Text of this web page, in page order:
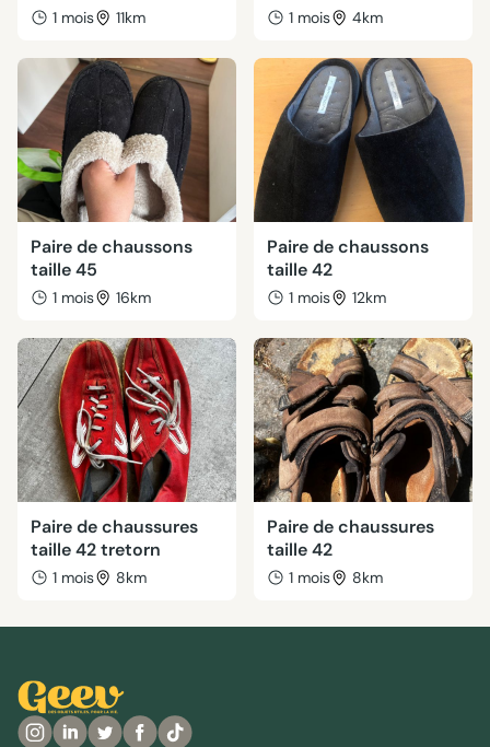
1 mois 11km 1 mois 4km
Paire de chaussons
taille 45
1 mois 16km
Paire de chaussons
taille 42
1 mois 12km
Paire de chaussures
taille 42 tretorn
1 mois 8km
Paire de chaussures
taille 42
1 mois 8km